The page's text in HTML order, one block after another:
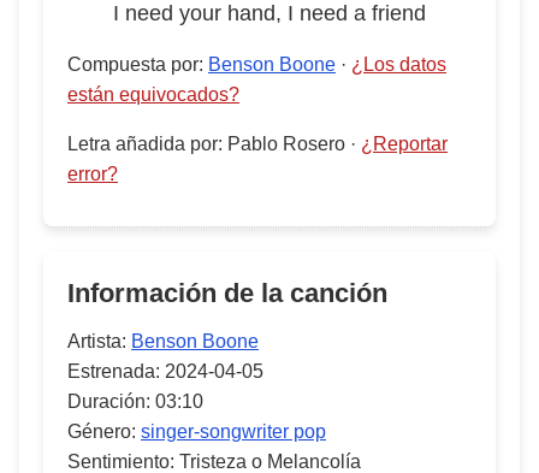
I need your hand, I need a friend
Compuesta por: Benson Boone · ¿Los datos
están equivocados?
Letra añadida por: Pablo Rosero · ¿Reportar
error?
Información de la canción
Artista: Benson Boone
Estrenada: 2024-04-05
Duración: 03:10
Género: singer-songwriter pop
Sentimiento: Tristeza o Melancolía